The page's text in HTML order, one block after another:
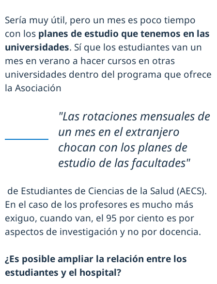
Sería muy útil, pero un mes es poco tiempo
con los planes de estudio que tenemos en las
universidades. Sí que los estudiantes van un
mes en verano a hacer cursos en otras
universidades dentro del programa que ofrece
la Asociación
"Las rotaciones mensuales de
un mes en el extranjero
chocan con los planes de
estudio de las facultades"
de Estudiantes de Ciencias de la Salud (AECS).
En el caso de los profesores es mucho más
exiguo, cuando van, el 95 por ciento es por
aspectos de investigación y no por docencia.
¿Es posible ampliar la relación entre los
estudiantes y el hospital?